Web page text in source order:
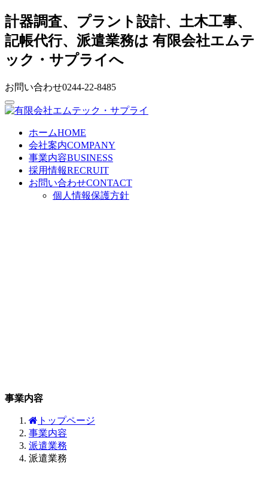
計器調査、プラント設計、土木工事、
記帳代行、派遣業務は 有限会社エムテ
ック・サプライへ
お問い合わせ0244-22-8485
ホームHOME
会社案内COMPANY
事業内容BUSINESS
採用情報RECRUIT
お問い合わせCONTACT
個人情報保護方針
事業内容
トップページ
事業内容
派遣業務
派遣業務